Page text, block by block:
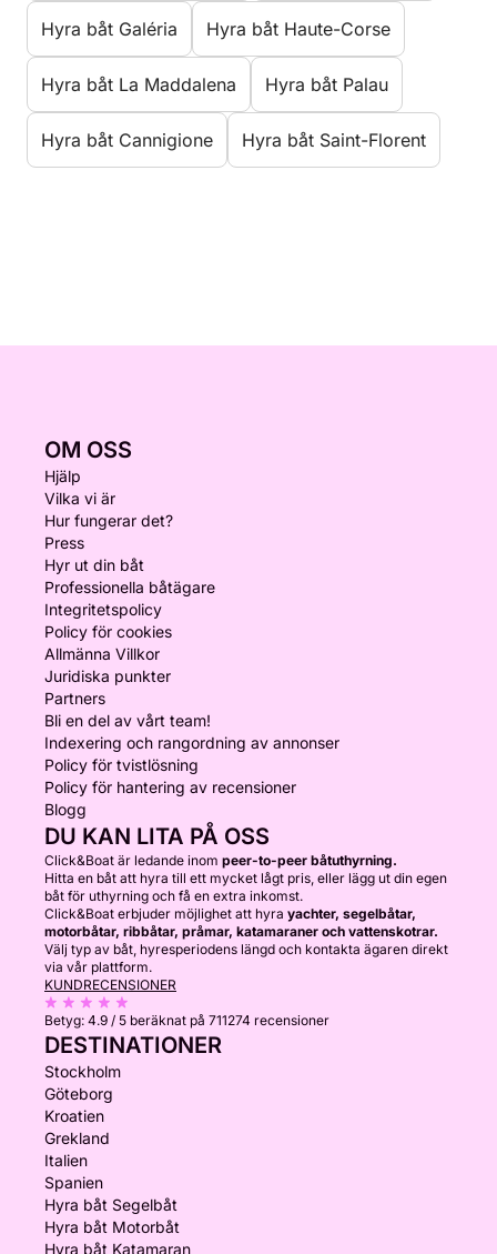
Hyra båt Galéria Hyra båt Haute-Corse
Hyra båt La Maddalena Hyra båt Palau
Hyra båt Cannigione Hyra båt Saint-Florent
OM OSS
Hjälp
Vilka vi är
Hur fungerar det?
Press
Hyr ut din båt
Professionella båtägare
Integritetspolicy
Policy för cookies
Allmänna Villkor
Juridiska punkter
Partners
Bli en del av vårt team!
Indexering och rangordning av annonser
Policy för tvistlösning
Policy för hantering av recensioner
Blogg
DU KAN LITA PÅ OSS
Click&Boat är ledande inom peer-to-peer båtuthyrning.
Hitta en båt att hyra till ett mycket lågt pris, eller lägg ut din egen
båt för uthyrning och få en extra inkomst.
Click&Boat erbjuder möjlighet att hyra yachter, segelbåtar,
motorbåtar, ribbåtar, pråmar, katamaraner och vattenskotrar.
Välj typ av båt, hyresperiodens längd och kontakta ägaren direkt
via vår plattform.
KUNDRECENSIONER
Betyg: 4.9 / 5 beräknat på 711274 recensioner
DESTINATIONER
Stockholm
Göteborg
Kroatien
Grekland
Italien
Spanien
Hyra båt Segelbåt
Hyra båt Motorbåt
Hyra båt Katamaran